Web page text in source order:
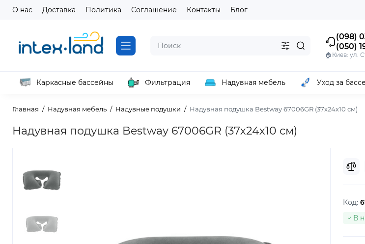
О нас Доставка Политика Соглашение Контакты Блог
(098)
(050)
🏠Киев: ул.
Каркасные бассейны Фильтрация Надувная мебель Уход за
Главная Надувная мебель Надувные подушки Надувная подушка Bestway 67006GR (37х24х10 см)
Надувная подушка Bestway 67006GR (37х24х10 см)
Код:
В